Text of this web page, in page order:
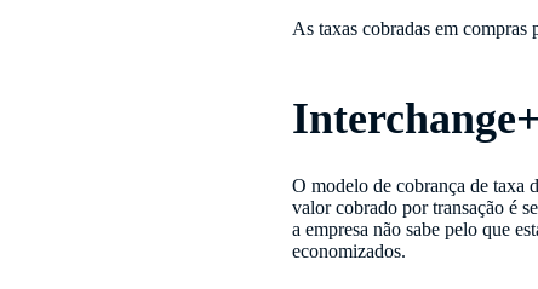
As taxas cobradas em compras
O modelo de cobrança de taxa
valor cobrado por transação é
a empresa não sabe pelo que
economizados.